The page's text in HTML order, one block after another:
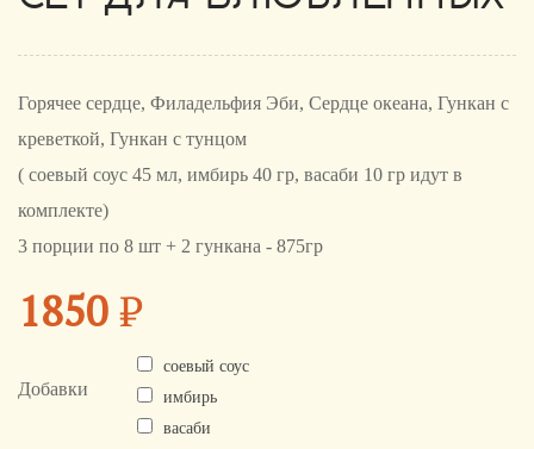
Горячее сердце, Филадельфия Эби, Сердце океана, Гункан с
креветкой, Гункан с тунцом
( соевый соус 45 мл, имбирь 40 гр, васаби 10 гр идут в
комплекте)
3 порции по 8 шт + 2 гункана - 875гр
1850₽
Добавки
соевый соус
имбирь
васаби